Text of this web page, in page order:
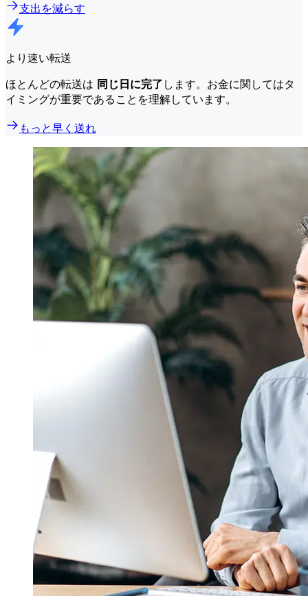
支出を減らす
より速い転送
ほとんどの転送は 同じ日に完了 します。お金に関してはタ
イミングが重要であることを理解しています。
もっと早く送れ